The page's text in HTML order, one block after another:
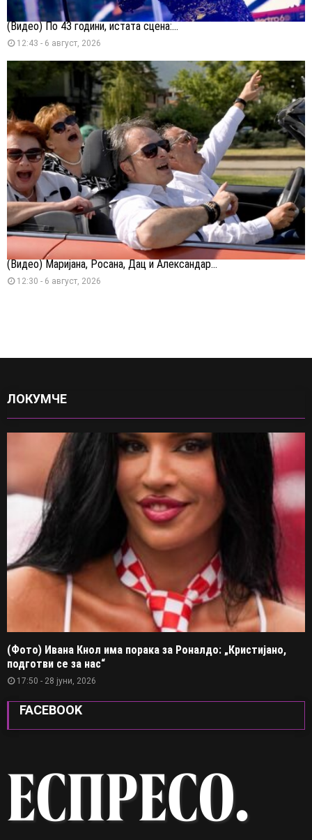
(Видео) По 43 години, истата сцена:...
12:43 - 6 август, 2026
(Видео) Маријана, Росана, Дац и Александар...
12:30 - 6 август, 2026
ЛОКУМЧЕ
(Фото) Ивана Кнол има порака за Роналдо: „Кристијано,
подготви се за нас“
17:50 - 28 јуни, 2026
FACEBOOK